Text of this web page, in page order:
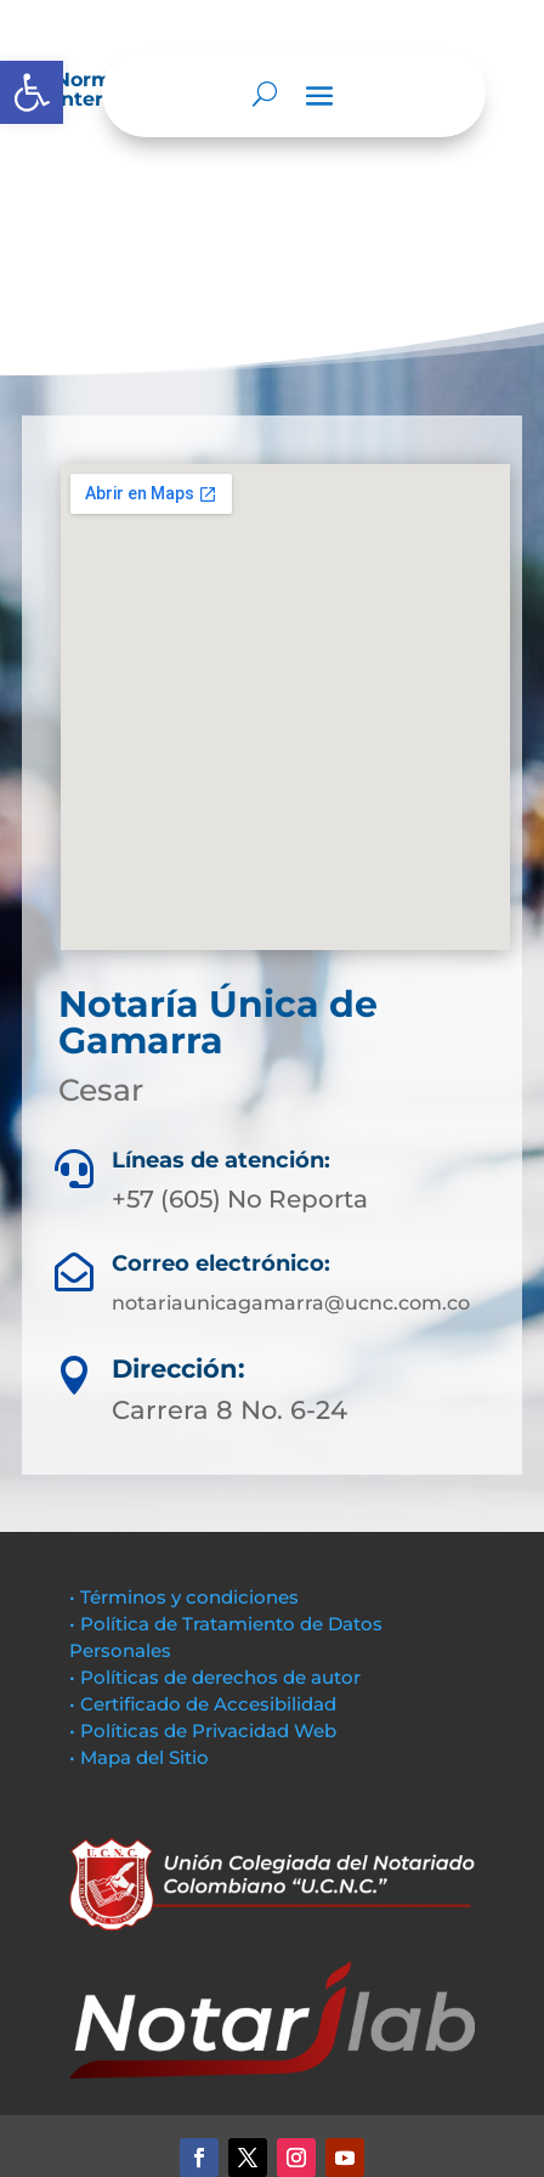
Abrir barra de herramientas
Normatividad especial que les aplique de
interés.
Notaría Única de
Gamarra
Cesar
 Líneas de atención:
+57 (605) No Reporta
 Correo electrónico:
notariaunicagamarra@ucnc.com.co

Dirección:
Carrera 8 No. 6-24
• Términos y condiciones
• Política de Tratamiento de Datos
Personales
• Políticas de derechos de autor
• Certificado de Accesibilidad
• Políticas de Privacidad Web
• Mapa del Sitio